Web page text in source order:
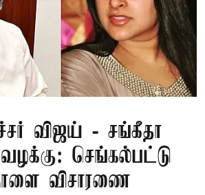
விஜய் - சங்கீதா
வழக்கு: செங்கல்பட்டு
விசாரணை